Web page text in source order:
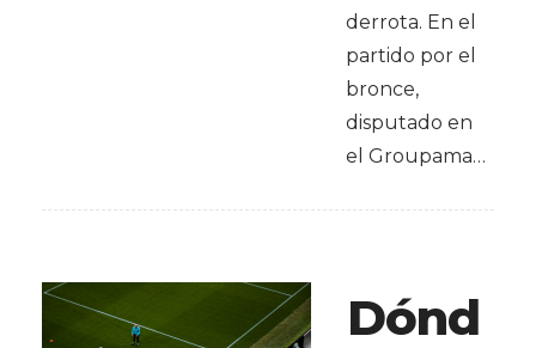
derrota. En el
partido por el
bronce,
disputado en
el Groupama…
Dónd